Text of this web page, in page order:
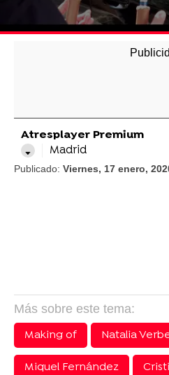
Atresplayer Premium
Madrid
Publicado: Viernes, 17 enero,
Más sobre este tema:
Making of
Natalia
Miquel Fernández